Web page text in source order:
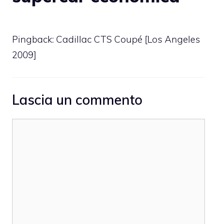
Pingback: Cadillac CTS Coupé [Los Angeles
2009]
Lascia un commento